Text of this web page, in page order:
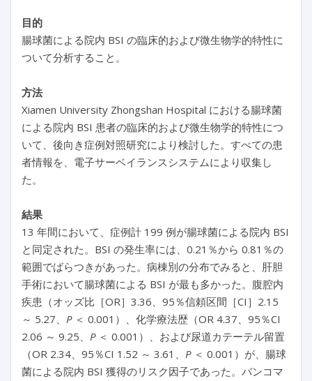
目的
腸球菌による院内 BSI の臨床的および微生物学的特性に
ついて分析すること。
方法
Xiamen University Zhongshan Hospital における腸球菌
による院内 BSI 患者の臨床的および微生物学的特性につ
いて、後向き症例対照研究により検討した。すべての患
者情報を、電子サーベイランスシステムにより収集し
た。
結果
13 年間において、症例計 199 例が腸球菌による院内 BSI
と同定された。BSI の発生率には、0.21％から 0.81％の
範囲でばらつきがあった。病棟別の分布でみると、肝胆
手術において腸球菌による BSI が最も多かった。腹腔内
疾患（オッズ比［OR］3.36、95％信頼区間［CI］2.15
～ 5.27、 P＜ 0.001）、化学療法歴（OR 4.37、95％CI
2.06 ～ 9.25、 P＜ 0.001）、および尿道カテーテル留置
（OR 2.34、95％CI 1.52 ～ 3.61、 P＜ 0.001）が、腸球
菌による院内 BSI 獲得のリスク因子であった。バンコマ